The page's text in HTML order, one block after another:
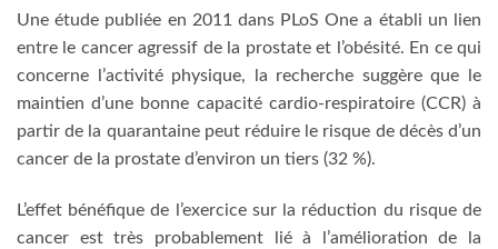
Une étude publiée en 2011 dans PLoS One a établi un lien
entre le cancer agressif de la prostate et l’obésité. En ce qui
concerne l’activité physique, la recherche suggère que le
maintien d’une bonne capacité cardio-respiratoire (CCR) à
partir de la quarantaine peut réduire le risque de décès d’un
cancer de la prostate d’environ un tiers (32 %).
L’effet bénéfique de l’exercice sur la réduction du risque de
cancer est très probablement lié à l’amélioration de la